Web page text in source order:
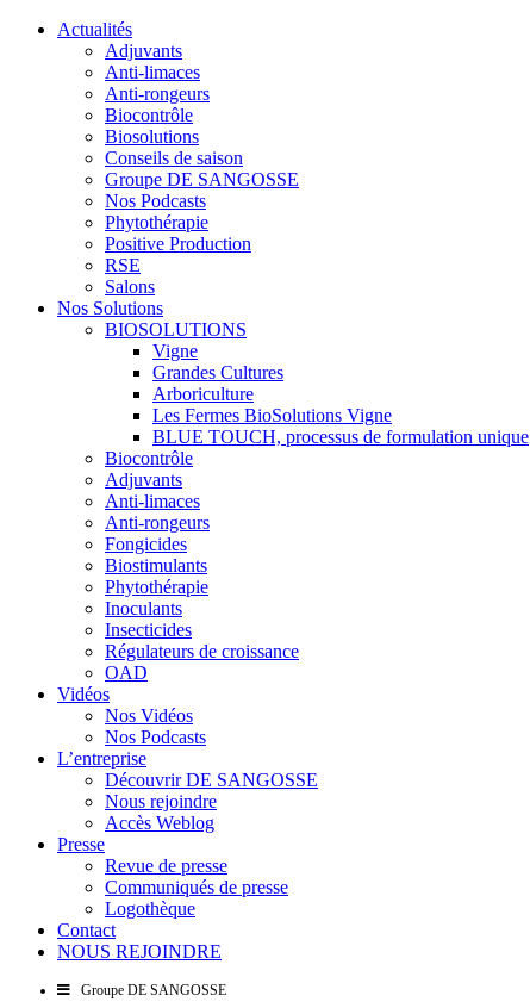
Actualités
Adjuvants
Anti-limaces
Anti-rongeurs
Biocontrôle
Biosolutions
Conseils de saison
Groupe DE SANGOSSE
Nos Podcasts
Phytothérapie
Positive Production
RSE
Salons
Nos Solutions
BIOSOLUTIONS
Vigne
Grandes Cultures
Arboriculture
Les Fermes BioSolutions Vigne
BLUE TOUCH, processus de formulation unique
Biocontrôle
Adjuvants
Anti-limaces
Anti-rongeurs
Fongicides
Biostimulants
Phytothérapie
Inoculants
Insecticides
Régulateurs de croissance
OAD
Vidéos
Nos Vidéos
Nos Podcasts
L’entreprise
Découvrir DE SANGOSSE
Nous rejoindre
Accès Weblog
Presse
Revue de presse
Communiqués de presse
Logothèque
Contact
NOUS REJOINDRE
Groupe DE SANGOSSE